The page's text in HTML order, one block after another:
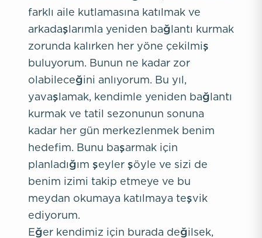
farklı aile kutlamasına katılmak ve
arkadaşlarımla yeniden bağlantı kurmak
zorunda kalırken her yöne çekilmiş
buluyorum. Bunun ne kadar zor
olabileceğini anlıyorum. Bu yıl,
yavaşlamak, kendimle yeniden bağlantı
kurmak ve tatil sezonunun sonuna
kadar her gün merkezlenmek benim
hedefim. Bunu başarmak için
planladığım şeyler şöyle ve sizi de
benim izimi takip etmeye ve bu
meydan okumaya katılmaya teşvik
ediyorum.
Eğer kendimiz için burada değilsek,